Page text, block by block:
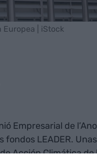
Europea | iStock
Empresarial de
LEADER.
Acción Climática de